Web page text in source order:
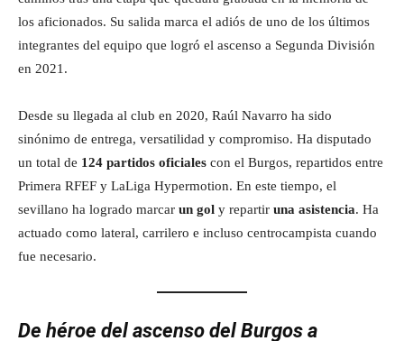
los aficionados. Su salida marca el adiós de uno de los últimos
integrantes del equipo que logró el ascenso a Segunda División
en 2021.
Desde su llegada al club en 2020, Raúl Navarro ha sido
sinónimo de entrega, versatilidad y compromiso. Ha disputado
un total de 124 partidos oficiales con el Burgos, repartidos entre
Primera RFEF y LaLiga Hypermotion. En este tiempo, el
sevillano ha logrado marcar un gol y repartir una asistencia. Ha
actuado como lateral, carrilero e incluso centrocampista cuando
fue necesario.
De héroe del ascenso del Burgos a